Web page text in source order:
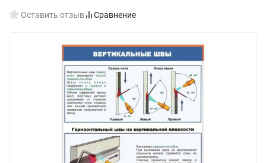
Оставить отзыв Сравнение